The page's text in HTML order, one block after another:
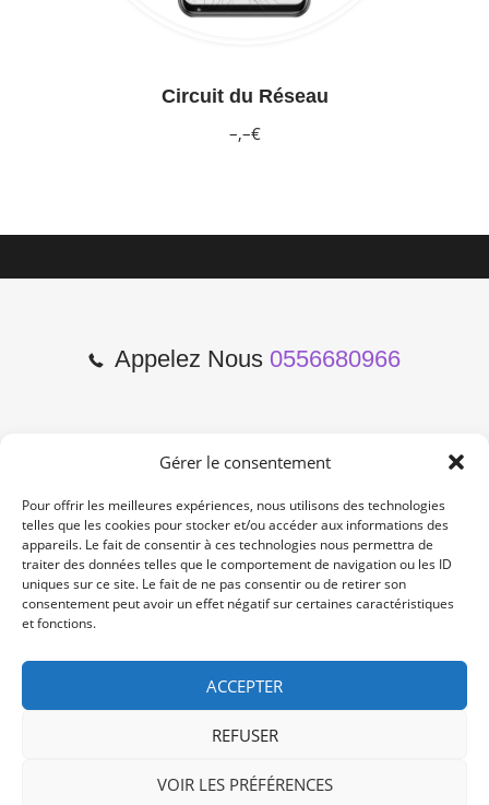
Gérer le consentement
Pour offrir les meilleures expériences, nous utilisons des technologies
telles que les cookies pour stocker et/ou accéder aux informations des
appareils. Le fait de consentir à ces technologies nous permettra de
traiter des données telles que le comportement de navigation ou les ID
uniques sur ce site. Le fait de ne pas consentir ou de retirer son
consentement peut avoir un effet négatif sur certaines caractéristiques
et fonctions.
ACCEPTER
REFUSER
VOIR LES PRÉFÉRENCES
Circuit du Réseau
–,–€
Appelez Nous 0556680966
2 Cours de l'Yser 33800
Bordeaux
Lun-Samedi: 10:00 -19:00
Non Stop
/ /